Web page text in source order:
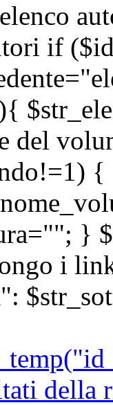
if
del
{
}
i
della